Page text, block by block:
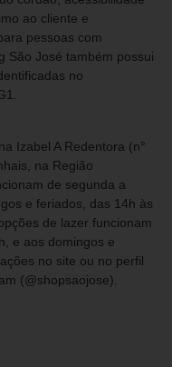
ao cliente e
pessoas com
São José também possui
no
Izabel A Redentora (n°
na Região
de segunda a
e feriados, das 14h às
de lazer funcionam
e aos domingos e
no site ou no perfil
(@shopsaojose).